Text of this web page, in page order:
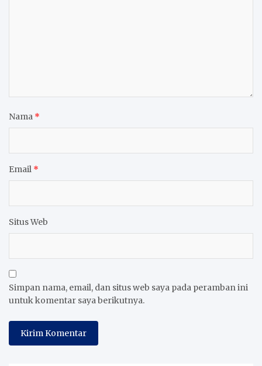
Nama *
Email *
Situs Web
Simpan nama, email, dan situs web saya pada peramban ini
untuk komentar saya berikutnya.